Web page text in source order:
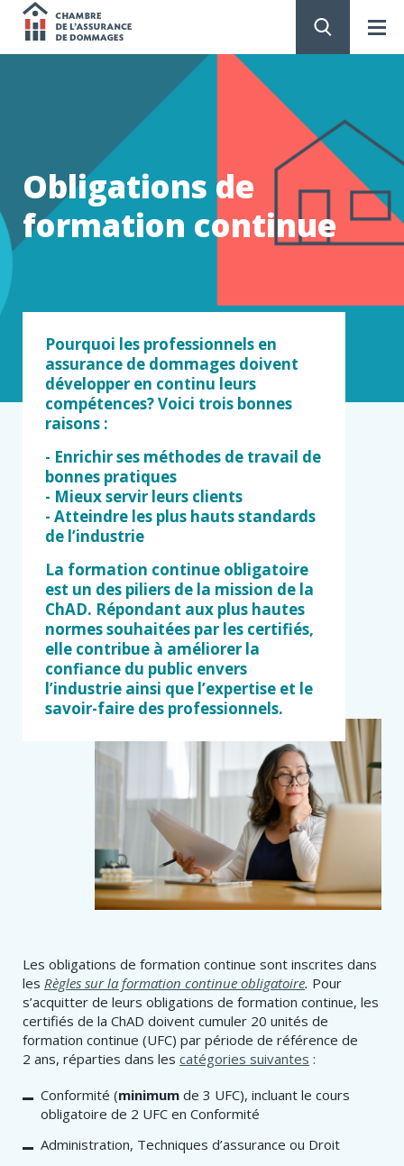
Chambre
l'assurance
de
dommages
Obligations de
formation continue
Pourquoi les professionnels en
assurance de dommages doivent
développer en continu leurs
compétences? Voici trois bonnes
raisons :
- Enrichir ses méthodes de travail de
bonnes pratiques
- Mieux servir leurs clients
- Atteindre les plus hauts standards
de l’industrie
La formation continue obligatoire
est un des piliers de la mission de la
ChAD. Répondant aux plus hautes
normes souhaitées par les certifiés,
elle contribue à améliorer la
confiance du public envers
l’industrie ainsi que l’expertise et le
savoir-faire des professionnels.
Les obligations de formation continue sont inscrites dans
les Règles sur la formation continue obligatoire. Pour
s’acquitter de leurs obligations de formation continue, les
certifiés de la ChAD doivent cumuler 20 unités de
formation continue (UFC) par période de référence de
2 ans, réparties dans les catégories suivantes :
Conformité (minimum de 3 UFC), incluant le cours
obligatoire de 2 UFC en Conformité
Administration, Techniques d’assurance ou Droit